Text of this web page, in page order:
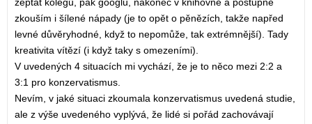
zeptat kolegů, pak googlu, nakonec v knihovně a postupně
zkouším i šílené nápady (je to opět o pěnězích, takže napřed
levné důvěryhodné, když to nepomůže, tak extrémnější). Tady
kreativita vítězí (i když taky s omezeními).
V uvedených 4 situacích mi vychází, že je to něco mezi 2:2 a
3:1 pro konzervatismus.
Nevím, v jaké situaci zkoumala konzervatismus uvedená studie,
ale z výše uvedeného vyplývá, že lidé si pořád zachovávají